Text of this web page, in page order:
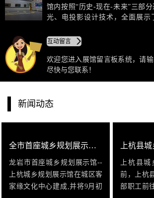
更加形象生动地了解上杭。
馆内按照“历史-现在-未来”三部分
光、电投影设计技术，全面展示
能分区等，布展手法别具一格。展
8个展厅，分别为“城市之门 开篇序
概况”、“战略中心 总体规划”、“
“城乡统筹 共谱新篇”、“生态休闲
互动留言
欢迎您进入展馆留言板系统，请
尽快与您联系！
新闻动态
全市首座城乡规划展示馆在上杭城区客家缘文化中心亮相
龙岩市首座城乡规划展示馆--
上杭城乡规划展示馆在城区客
家缘文化中心建成,并将9月初
上杭县
前，上杭
部职工前